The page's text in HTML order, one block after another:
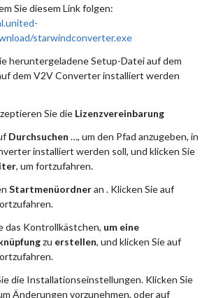
Sie diesem Link folgen:
starwindconverter.exe
heruntergeladene Setup-Datei auf dem
dem V2V Converter installiert werden
Sie die Lizenzvereinbarung
Durchsuchen …, um den Pfad anzugeben, in
installiert werden soll, und klicken Sie
, um fortzufahren.
Startmenüordneran . Klicken Sie auf
das Kontrollkästchen, um eine
zu erstellen, und klicken Sie auf
die Installationseinstellungen. Klicken Sie
Änderungen vorzunehmen, oder auf